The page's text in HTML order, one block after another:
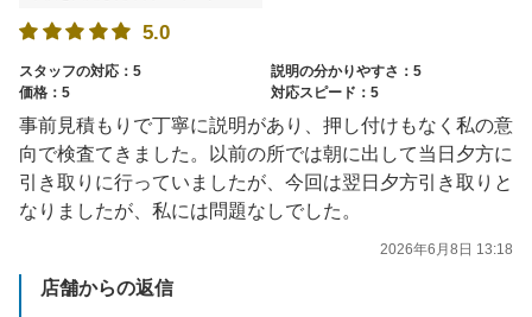
5.0
スタッフの対応：5
説明の分かりやすさ：5
価格：5
対応スピード：5
事前見積もりで丁寧に説明があり、押し付けもなく私の意
向で検査てきました。以前の所では朝に出して当日夕方に
引き取りに行っていましたが、今回は翌日夕方引き取りと
なりましたが、私には問題なしでした。
2026年6月8日 13:18
店舗からの返信